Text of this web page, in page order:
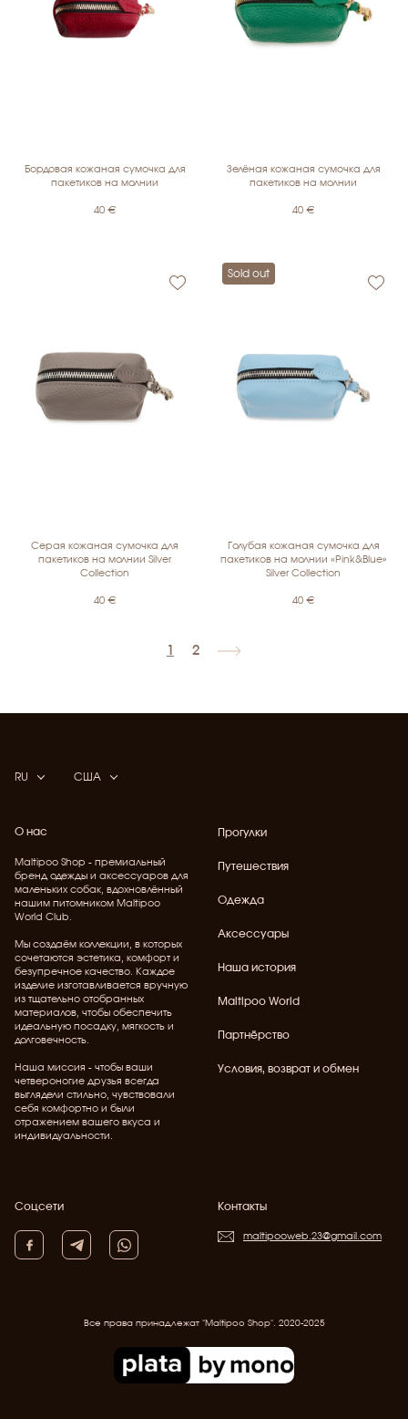
Бордовая кожаная сумочка для
пакетиков на молнии
40 €
Зелёная кожаная сумочка для
пакетиков на молнии
40 €
Серая кожаная сумочка для
пакетиков на молнии Silver
Collection
40 €
Sold out
Голубая кожаная сумочка для
пакетиков на молнии «Pink&Blue»
Silver Collection
40 €
1 2
RU США
Прогулки
Путешествия
Одежда
Аксессуары
Наша история
Maltipoo World
Партнёрство
Условия, возврат и обмен
О нас
Maltipoo Shop - премиальный
бренд одежды и аксессуаров для
маленьких собак, вдохновлённый
нашим питомником Maltipoo
World Club.
Мы создаём коллекции, в которых
сочетаются эстетика, комфорт и
безупречное качество. Каждое
изделие изготавливается вручную
из тщательно отобранных
материалов, чтобы обеспечить
идеальную посадку, мягкость и
долговечность.
Наша миссия - чтобы ваши
четвероногие друзья всегда
выглядели стильно, чувствовали
себя комфортно и были
отражением вашего вкуса и
индивидуальности.
Соцсети Контакты
maltipooweb.23@gmail.com
Все права принадлежат "Maltipoo Shop". 2020-2025